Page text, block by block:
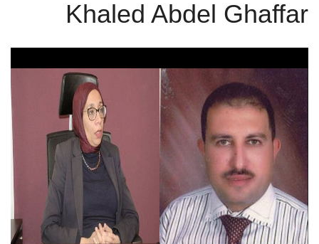
المراكز والوحدات
الإعلام
تواصل معنا
هيئة التدريس
Khaled Abdel Ghaffar